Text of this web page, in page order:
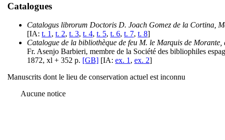
Catalogues
Catalogus librorum Doctoris D. Joach Gomez de la Cortina,
[IA: t. 1, t. 2, t. 3, t. 4, t. 5, t. 6, t. 7, t. 8]
Catalogue de la bibliothèque de feu M. le Marquis de
Fr. Asenjo Barbieri, membre de la Société des bibliophiles
1872, xl + 352 p. [GB] [IA: ex. 1, ex. 2]
Manuscrits dont le lieu de conservation actuel est inconnu
Aucune notice